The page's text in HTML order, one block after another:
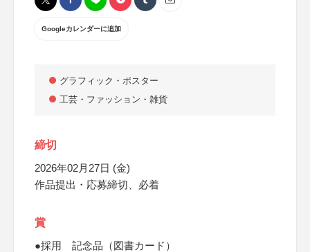
Googleカレンダーに追加
グラフィック・ポスター
工芸・ファッション・雑貨
締切
2026年02月27日 (金)
作品提出・応募締切、必着
賞
●採用 記念品（図書カード）